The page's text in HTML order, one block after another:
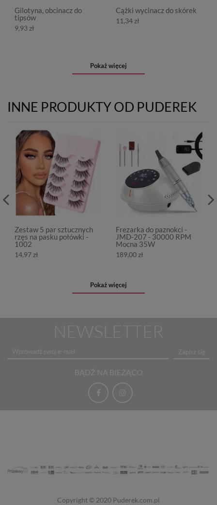
Gilotyna, obcinacz do
tipsów
9,93 zł
Cążki wycinacz do skórek
11,34 zł
Pokaż więcej
INNE PRODUKTY OD PUDEREK
Zestaw 5 par sztucznych
rzęs na pasku połówki -
1002
14,97 zł
Frezarka do paznokci -
JMD-207 - 30000 RPM
Mocna 35W
189,00 zł
Pokaż więcej
NEWSLETTER
Zapisz się
BĄDŹ NA BIEŻĄCO
Copyright © 2020 Puderek.com.pl